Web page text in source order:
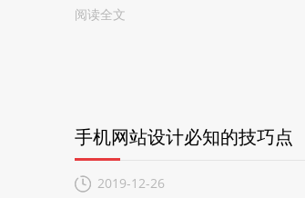
阅读全文
手机网站设计必知的技巧点
2019-12-26